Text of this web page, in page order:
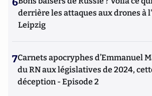
derrière les attaques aux drones à
Leipzig
7Carnets apocryphes d’Emmanuel
du RN aux législatives de 2024,
déception - Episode 2